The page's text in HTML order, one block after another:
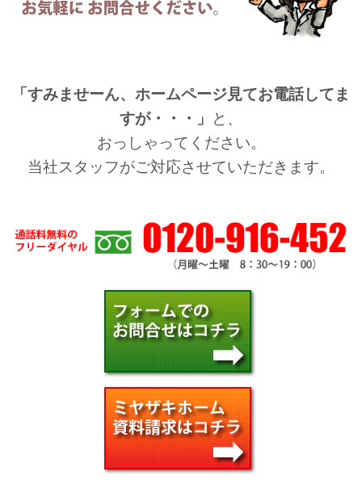
「すみませーん、ホームページ見てお電話してま
すが・・・」
と、
おっしゃってください。
当社スタッフがご対応させていただきます。